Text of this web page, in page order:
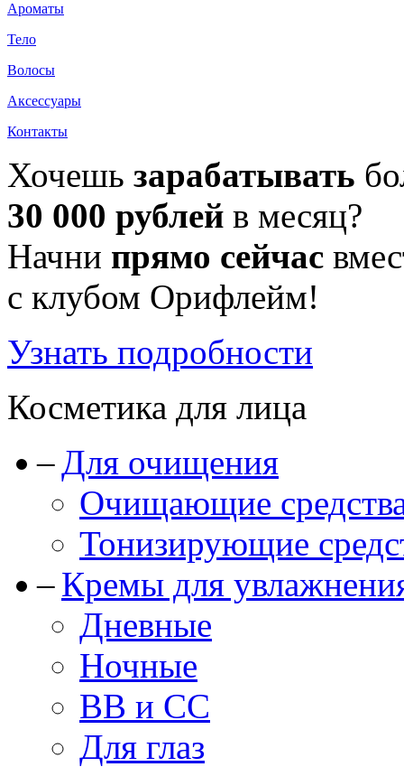
Ароматы
Тело
Волосы
Аксессуары
Контакты
Хочешь зарабатывать
30 000 рублей в месяц?
Начни прямо сейчас
с клубом Орифлейм!
Узнать подробности
Косметика для лица
Для очищения
Очищающие
Тонизирующие
Кремы для
Дневные
Ночные
BB и CC
Для глаз